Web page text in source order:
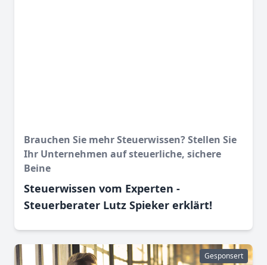
Brauchen Sie mehr Steuerwissen? Stellen Sie
Ihr Unternehmen auf steuerliche, sichere
Beine
Steuerwissen vom Experten -
Steuerberater Lutz Spieker erklärt!
Gesponsert